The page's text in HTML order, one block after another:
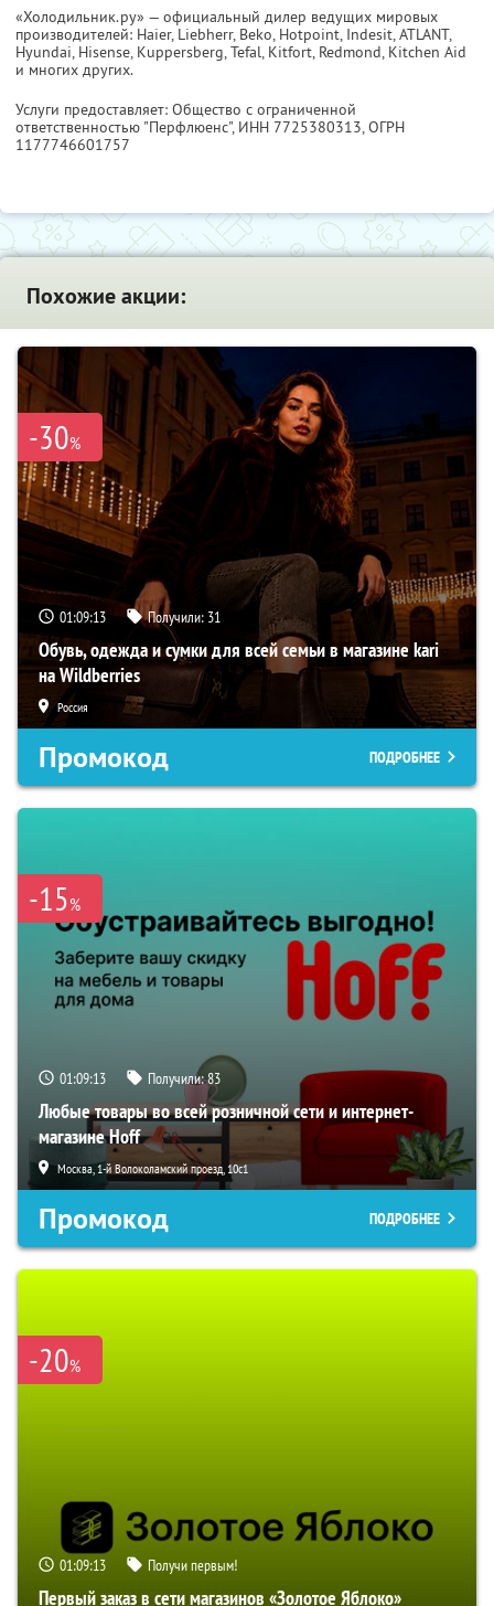
«Холодильник.ру» — официальный дилер ведущих мировых
производителей: Haier, Liebherr, Beko, Hotpoint, Indesit, ATLANT,
Hyundai, Hisense, Kuppersberg, Tefal, Kitfort, Redmond, Kitchen Aid
и многих других.
Услуги предоставляет: Общество с ограниченной
ответственностью "Перфлюенс", ИНН 7725380313, ОГРН
1177746601757
Похожие акции:
-30%
01:09:12 Получили: 31
Обувь, одежда и сумки для всей семьи в магазине kari
на Wildberries
Россия
Промокод ПОДРОБНЕЕ
-15%
01:09:12 Получили:83
Любые товары во всей розничной сети и интернет-
магазине Hoff
Москва, 1-й Волоколамский проезд, 10с1
Промокод ПОДРОБНЕЕ
-20%
01:09:12 Получи первым!
Первый заказ в сети магазинов «Золотое Яблоко»